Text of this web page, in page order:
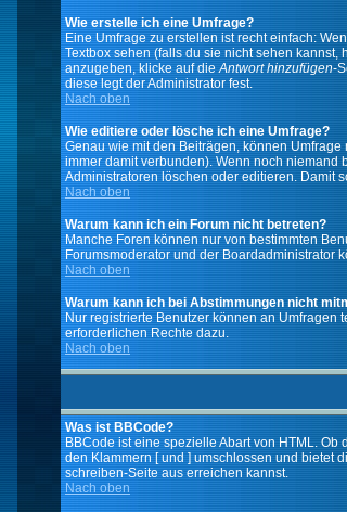
Wie erstelle ich eine Umfrage?
Eine Umfrage zu erstellen ist recht einfach:
Textbox sehen (falls du sie nicht sehen
anzugeben, klicke auf dieAntwort hinzufügen-
diese legt der Administrator fest.
Nach oben
Wie editiere oder lösche ich eine Umfrage?
Genau wie mit den Beiträgen, können
immer damit verbunden). Wenn noch niemand
Administratoren löschen oder editieren. Damit
Nach oben
Warum kann ich ein Forum nicht betreten?
Manche Foren können nur von bestimmten
Forumsmoderator und der Boardadministrator
Nach oben
Warum kann ich bei Abstimmungen nicht
Nur registrierte Benutzer können an Umfragen
erforderlichen Rechte dazu.
Nach oben
Was ist BBCode?
BBCode ist eine spezielle Abart von HTML.
den Klammern [ und ] umschlossen und bietet
schreiben-Seite aus erreichen kannst.
Nach oben